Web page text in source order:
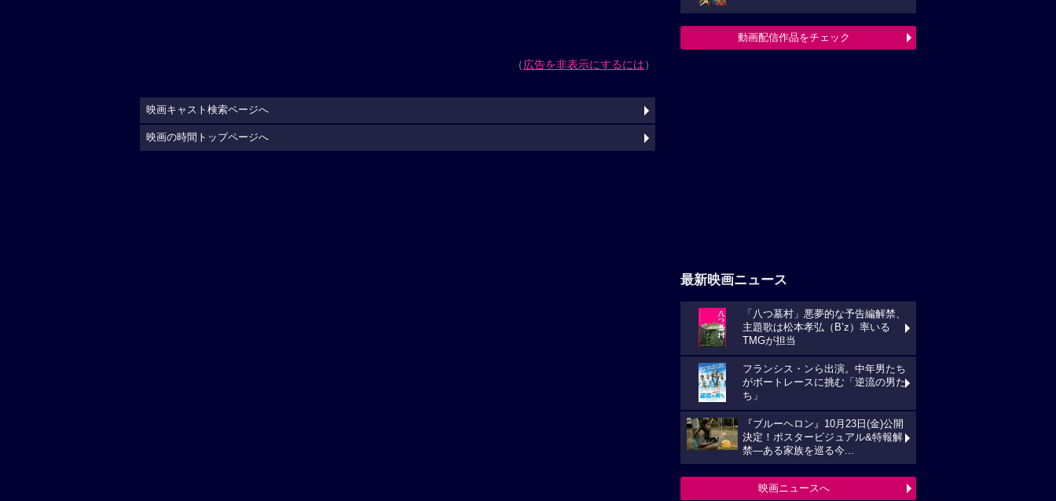
（広告を非表示にするには）
動画配信作品をチェック
最新映画ニュース
「八つ墓村」悪夢的な予告編解禁、
主題歌は松本孝弘（B’z）率いる
TMGが担当
フランシス・ンら出演。中年男たち
がボートレースに挑む「逆流の男た
ち」
『ブルーヘロン』10月23日(金)公開
決定！ポスタービジュアル&特報解
禁―ある家族を巡る今...
映画ニュースへ
映画キャスト検索ページへ
映画の時間トップページへ